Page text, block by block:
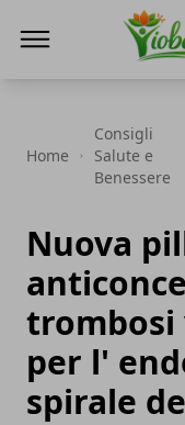
Home
Consigli
Salute e
Benessere
Nuova
trombosi
per l'
spirale